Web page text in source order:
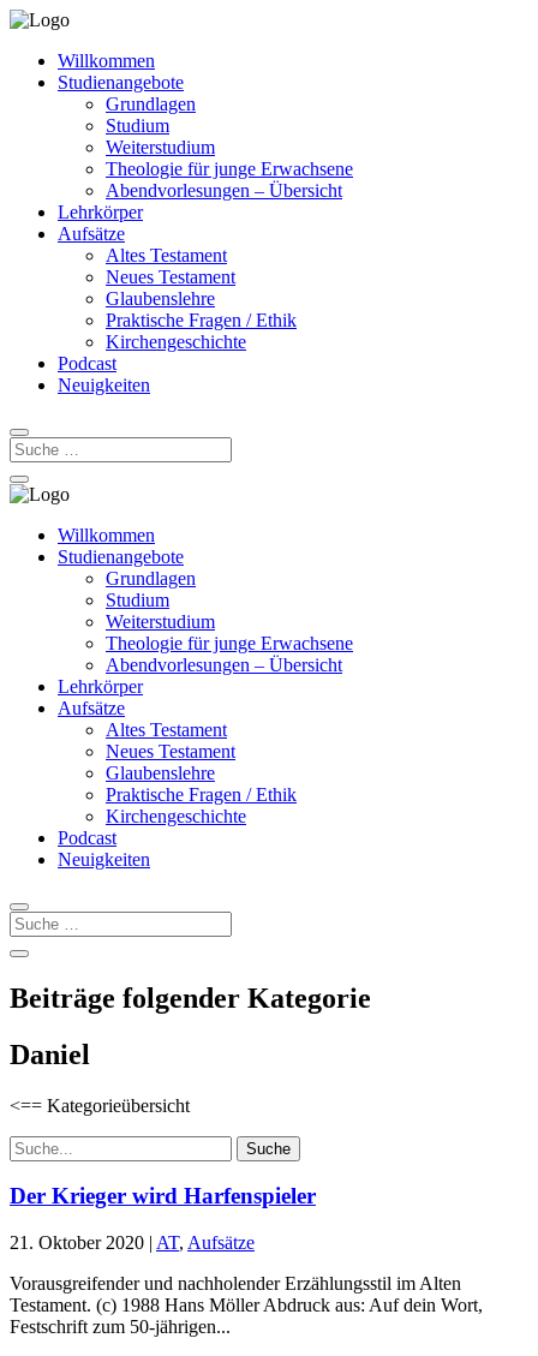
Willkommen
Studienangebote
Grundlagen
Studium
Weiterstudium
Theologie für junge Erwachsene
Abendvorlesungen – Übersicht
Lehrkörper
Aufsätze
Altes Testament
Neues Testament
Glaubenslehre
Praktische Fragen / Ethik
Kirchengeschichte
Podcast
Neuigkeiten
Willkommen
Studienangebote
Grundlagen
Studium
Weiterstudium
Theologie für junge Erwachsene
Abendvorlesungen – Übersicht
Lehrkörper
Aufsätze
Altes Testament
Neues Testament
Glaubenslehre
Praktische Fragen / Ethik
Kirchengeschichte
Podcast
Neuigkeiten
Beiträge folgender Kategorie
Daniel
<== Kategorieübersicht
Suchen
nach:
Der Krieger wird Harfenspieler
21. Oktober 2020 | AT, Aufsätze
Vorausgreifender und nachholender Erzählungsstil im Alten
Testament. (c) 1988 Hans Möller Abdruck aus: Auf dein Wort,
Festschrift zum 50-jährigen...